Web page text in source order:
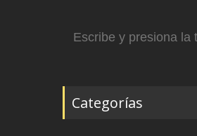
Categorías